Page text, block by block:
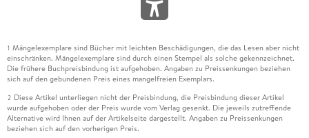
1 Mängelexemplare sind Bücher mit leichten Beschädigungen, die das Lesen aber nicht
einschränken. Mängelexemplare sind durch einen Stempel als solche gekennzeichnet.
Die frühere Buchpreisbindung ist aufgehoben. Angaben zu Preissenkungen beziehen
sich auf den gebundenen Preis eines mangelfreien Exemplars.
2 Diese Artikel unterliegen nicht der Preisbindung, die Preisbindung dieser Artikel
wurde aufgehoben oder der Preis wurde vom Verlag gesenkt. Die jeweils zutreffende
Alternative wird Ihnen auf der Artikelseite dargestellt. Angaben zu Preissenkungen
beziehen sich auf den vorherigen Preis.